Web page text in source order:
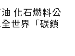
化石燃料公
世界「碳鎖